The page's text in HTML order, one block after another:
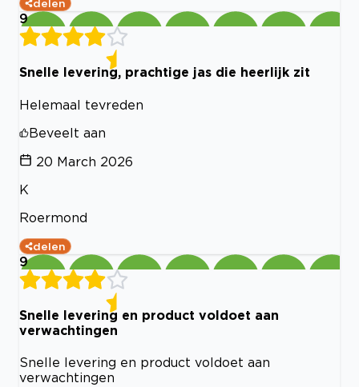
delen
9
Snelle levering, prachtige jas die heerlijk zit
Helemaal tevreden
Beveelt aan
20 March 2026
K
Roermond
delen
9
Snelle levering en product voldoet aan
verwachtingen
Snelle levering en product voldoet aan
verwachtingen